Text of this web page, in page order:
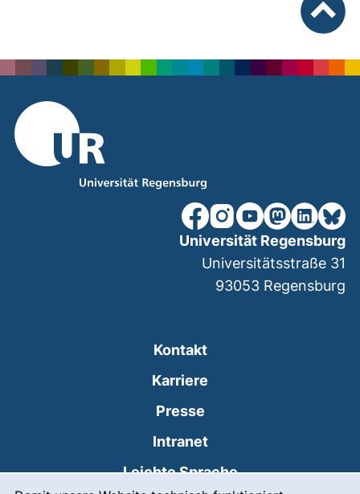
unsere Facebook-Seite
unsere Instagram-
unsere YouTube-
unsereunsere
Kontakt
Karriere
Presse
Intranet(externer Link, öffnet
Leichte Sprache
Universität Regensburg
Universitätsstraße 31
93053 Regensburg